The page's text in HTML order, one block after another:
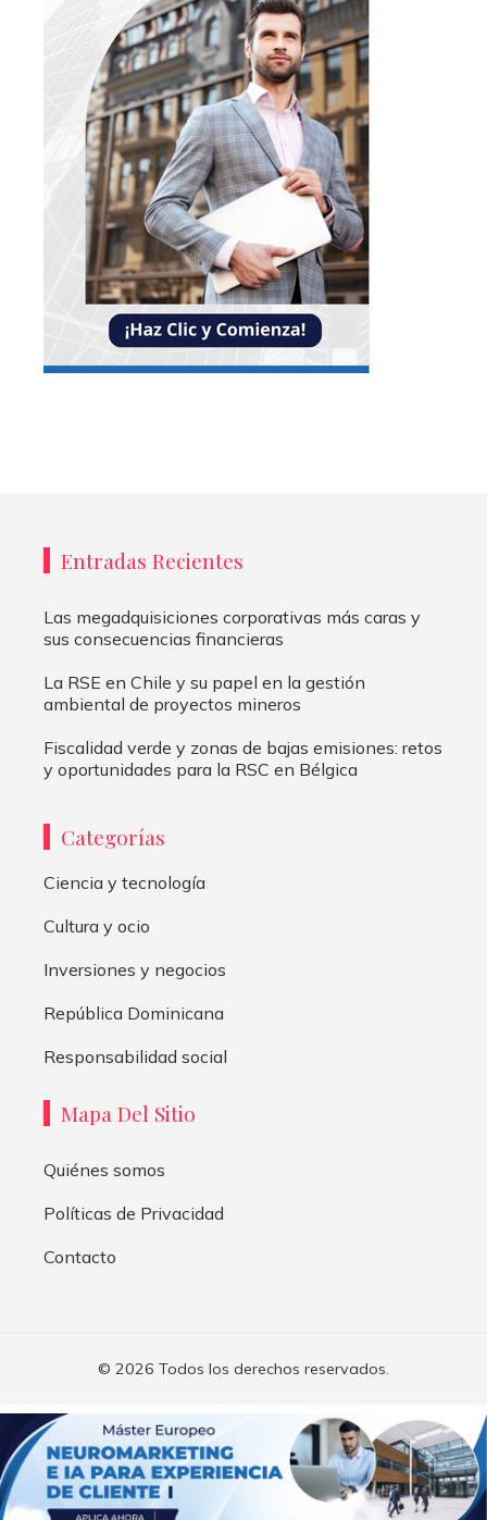
Entradas Recientes
Las megadquisiciones corporativas más caras y
sus consecuencias financieras
La RSE en Chile y su papel en la gestión
ambiental de proyectos mineros
Fiscalidad verde y zonas de bajas emisiones: retos
y oportunidades para la RSC en Bélgica
Categorías
Ciencia y tecnología
Cultura y ocio
Inversiones y negocios
República Dominicana
Responsabilidad social
Mapa Del Sitio
Quiénes somos
Políticas de Privacidad
Contacto
© 2026 Todos los derechos reservados.